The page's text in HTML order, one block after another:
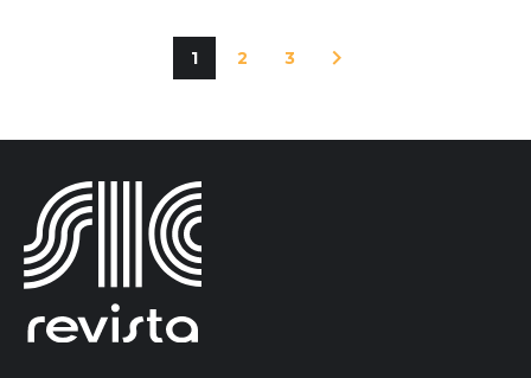
1 2 3